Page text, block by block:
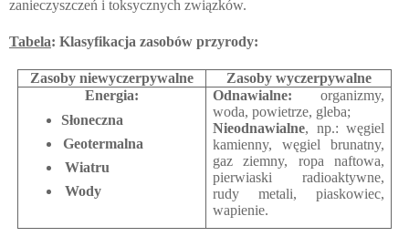
zanieczyszczeń i toksycznych związków.
Tabela: Klasyfikacja zasobów przyrody:
Zasoby niewyczerpywalne
Zasoby wyczerpywalne
Energia:
Słoneczna
Geotermalna
Wiatru
Wody
Odnawialne: organizmy,
woda, powietrze, gleba;
Nieodnawialne, np.: węgiel
kamienny, węgiel brunatny,
gaz ziemny, ropa naftowa,
pierwiaski radioaktywne,
rudy metali, piaskowiec,
wapienie.